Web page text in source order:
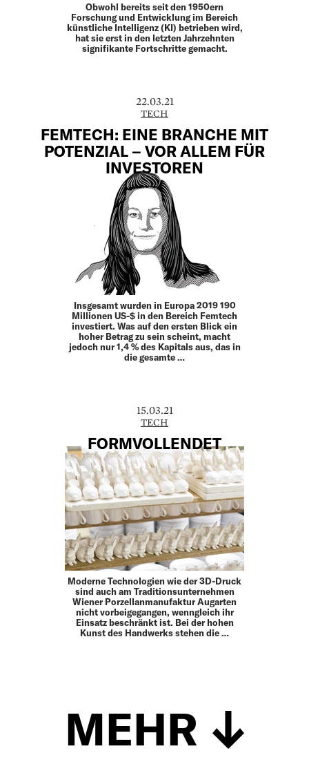
Obwohl bereits seit den 1950ern
Forschung und Entwicklung im Bereich
künstliche Intel­ligenz (KI) betrieben wird,
hat sie erst in den letzten Jahrzehnten
signifikante Fortschritte ge­macht.
22.03.21
TECH
FEMTECH: EINE BRANCHE MIT
POTENZIAL – VOR ALLEM FÜR
INVESTOREN
Insgesamt wurden in Europa 2019 190
Millionen US-$ in den Bereich Femtech
investiert. Was auf den ersten Blick ein
hoher Betrag zu sein scheint, macht
jedoch nur 1,4 % des Kapitals aus, das in
die gesamte …
15.03.21
TECH
FORMVOLLENDET
Moderne Technologien wie der 3D-Druck
sind auch am Traditionsunternehmen
Wiener Porzellanmanufaktur Augarten
nicht vorbeigegangen, wenngleich ihr
Einsatz beschränkt ist. Bei der hohen
Kunst des Handwerks stehen die …
MEHR